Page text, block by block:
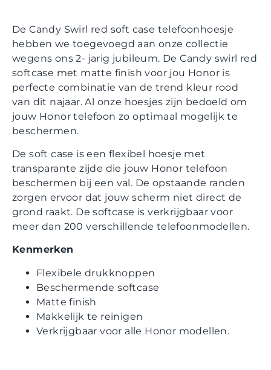
De Candy Swirl red soft case telefoonhoesje
hebben we toegevoegd aan onze collectie
wegens ons 2- jarig jubileum. De Candy swirl red
softcase met matte finish voor jou Honor is
perfecte combinatie van de trend kleur rood
van dit najaar. Al onze hoesjes zijn bedoeld om
jouw Honor telefoon zo optimaal mogelijk te
beschermen.
De soft case is een flexibel hoesje met
transparante zijde die jouw Honor telefoon
beschermen bij een val. De opstaande randen
zorgen ervoor dat jouw scherm niet direct de
grond raakt. De softcase is verkrijgbaar voor
meer dan 200 verschillende telefoonmodellen.
Kenmerken
Flexibele drukknoppen
Beschermende softcase
Matte finish
Makkelijk te reinigen
Verkrijgbaar voor alle Honor modellen.